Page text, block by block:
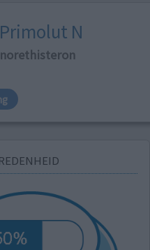
Primolut N
norethisteron